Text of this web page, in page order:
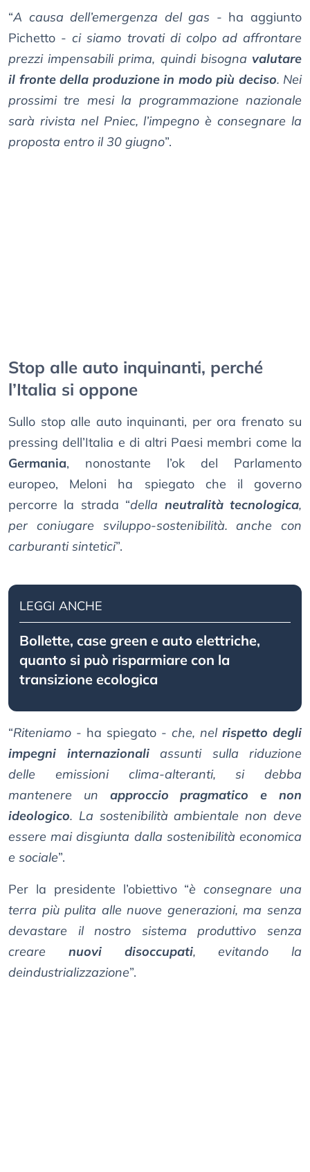
“A causa dell’emergenza del gas - ha aggiunto
Pichetto -ci siamo trovati di colpo ad affrontare
prezzi impensabili prima, quindi bisogna valutare
il fronte della produzione in modo più deciso. Nei
prossimi tre mesi la programmazione nazionale
sarà rivista nel Pniec, l’impegno è consegnare la
proposta entro il 30 giugno”.
Stop alle auto inquinanti, perché
l’Italia si oppone
Sullo stop alle auto inquinanti, per ora frenato su
pressing dell’Italia e di altri Paesi membri come la
Germania, nonostante l’ok del Parlamento
europeo, Meloni ha spiegato che il governo
percorre la strada “della neutralità tecnologica,
per coniugare sviluppo-sostenibilità. anche con
carburanti sintetici”.
LEGGI ANCHE
Bollette, case green e auto elettriche,
quanto si può risparmiare con la
transizione ecologica
“Riteniamo - ha spiegato - che, nel rispetto degli
impegni internazionaliassunti sulla riduzione
delle emissioni clima-alteranti, si debba
mantenere un approccio pragmatico e non
ideologico. La sostenibilità ambientale non deve
essere mai disgiunta dalla sostenibilità economica
e sociale”.
Per la presidente l’obiettivo “è consegnare una
terra più pulita alle nuove generazioni, ma senza
devastare il nostro sistema produttivo senza
creare nuovi disoccupati, evitando la
deindustrializzazione”.